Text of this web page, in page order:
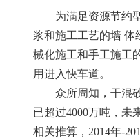
为满足资源节约型
浆和施工工艺的墙
械化施工和手工施工
用进入快车道。
众所周知，干混砂
已超过4000万吨，未
相关推算，2014年-